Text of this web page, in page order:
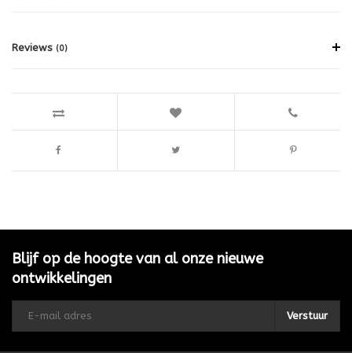
Reviews (0)
Blijf op de hoogte van al onze nieuwe
ontwikkelingen
Verstuur